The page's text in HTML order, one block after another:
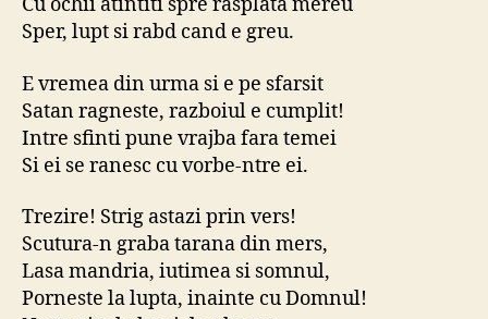
Sper, lupt si rabd cand e greu.
E vremea din urma si e pe sfarsit
Satan ragneste, razboiul e cumplit!
Intre sfinti pune vrajba fara temei
Si ei se ranesc cu vorbe-ntre ei.
Trezire! Strig astazi prin vers!
Scutura-n graba tarana din mers,
Lasa mandria, iutimea si somnul,
Porneste la lupta, inainte cu Domnul!